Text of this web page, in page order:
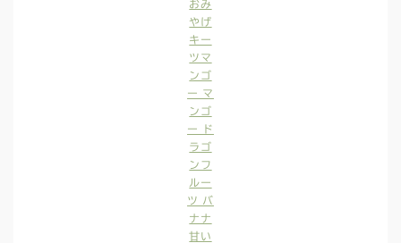
おみ
やげ
キー
ツマ
ンゴ
ー マ
ンゴ
ー ド
ラゴ
ンフ
ルー
ツ バ
ナナ
甘い